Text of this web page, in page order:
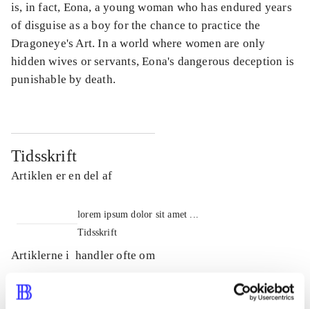
is, in fact, Eona, a young woman who has endured years
of disguise as a boy for the chance to practice the
Dragoneye's Art. In a world where women are only
hidden wives or servants, Eona's dangerous deception is
punishable by death.
Tidsskrift
Artiklen er en del af
lorem ipsum dolor sit amet ...
Tidsskrift
Artiklerne i handler ofte om